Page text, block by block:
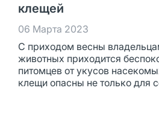
клещей
06 Марта 2023
С приходом весны
животных приходится
питомцев от укусов
клещи опасны не только для